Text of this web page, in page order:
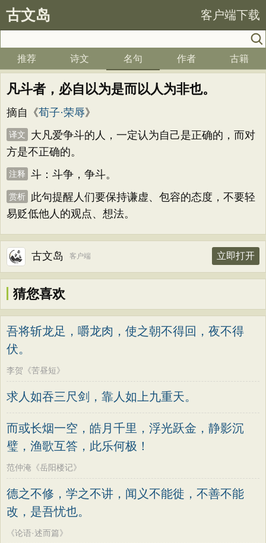
古文岛 客户端下载
推荐 诗文 名句 作者 古籍
凡斗者，必自以为是而以人为非也。
摘自《荀子·荣辱》
译文
大凡爱争斗的人，一定认为自己是正确的，而对
方是不正确的。
注释 斗：斗争，争斗。
赏析
此句提醒人们要保持谦虚、包容的态度，不要轻
易贬低他人的观点、想法。
古文岛 客户端 立即打开
猜您喜欢
吾将斩龙足，嚼龙肉，使之朝不得回，夜不得
伏。
李贺《苦昼短》
求人如吞三尺剑，靠人如上九重天。
而或长烟一空，皓月千里，浮光跃金，静影沉
璧，渔歌互答，此乐何极！
范仲淹《岳阳楼记》
德之不修，学之不讲，闻义不能徙，不善不能
改，是吾忧也。
《论语·述而篇》